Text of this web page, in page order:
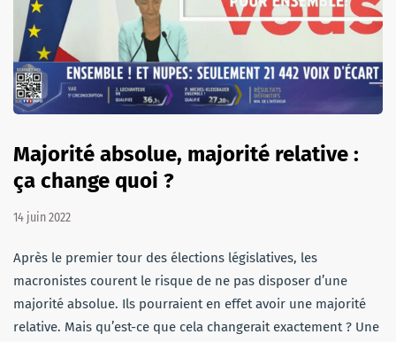
Majorité absolue, majorité relative :
ça change quoi ?
14 juin 2022
Après le premier tour des élections législatives, les
macronistes courent le risque de ne pas disposer d’une
majorité absolue. Ils pourraient en effet avoir une majorité
relative. Mais qu’est-ce que cela changerait exactement ? Une